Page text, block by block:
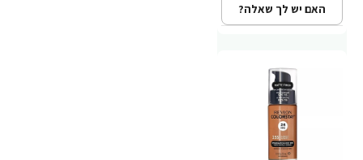
האם יש לך שאלה?